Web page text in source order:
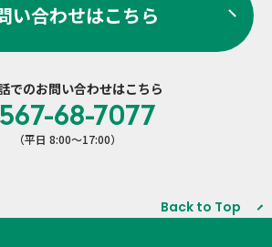
い合わせはこちら
でのお問い合わせはこちら
68-7077
（平日 8:00〜17:00）
Back to Top